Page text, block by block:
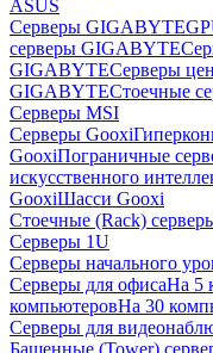
ASUS
Серверы GIGABYTE
серверы GIGABYTE
GIGABYTEСерверы
GIGABYTEСтоечные
Серверы MSI
Серверы Gooxi
GooxiПограничные
искусственного
GooxiШасси Gooxi
Стоечные (Rack)
Серверы 1U
Серверы начального
Серверы для офисаНа 5
компьютеровНа 30
Серверы для
Башенные (Tower)